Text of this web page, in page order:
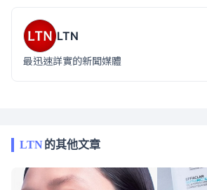
LTN
最迅速詳實的新聞媒體
LTN的其他文章